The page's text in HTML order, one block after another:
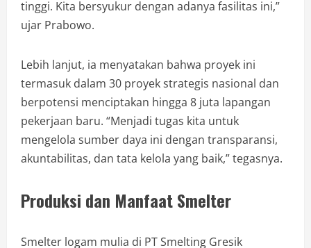
tinggi. Kita bersyukur dengan adanya fasilitas ini,”
ujar Prabowo.
Lebih lanjut, ia menyatakan bahwa proyek ini
termasuk dalam 30 proyek strategis nasional dan
berpotensi menciptakan hingga 8 juta lapangan
pekerjaan baru. “Menjadi tugas kita untuk
mengelola sumber daya ini dengan transparansi,
akuntabilitas, dan tata kelola yang baik,” tegasnya.
Produksi dan Manfaat Smelter
Smelter logam mulia di PT Smelting Gresik